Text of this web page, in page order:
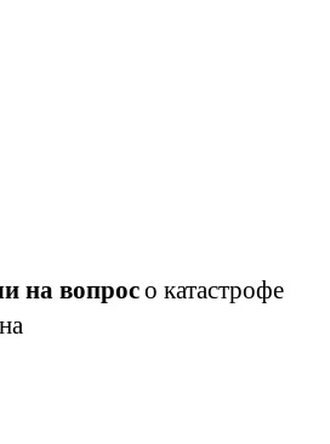
на вопросо катастрофе